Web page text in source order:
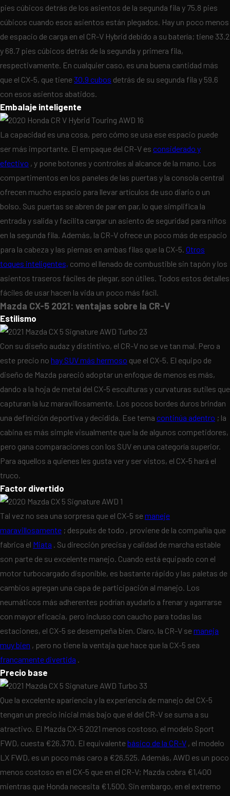
pies cúbicos detrás de los asientos de la segunda fila y 75.8 pies
cúbicos cuando esos asientos están plegados. Hay un poco menos
de espacio de carga en el CR-V Hybrid debido a su batería; tiene 33.2
y 68.7 pies cúbicos detrás de la segunda y primera fila,
respectivamente. En cualquier caso, es una buena cantidad más
que el CX-5, que tiene30.9 cubos detrás de su segunda fila y 59.6
con esos asientos abatidos.
Embalaje inteligente
La capacidad es una cosa, pero cómo se usa ese espacio puede
ser más importante. El empaque del CR-V es considerado y
efectivo , y pone botones y controles al alcance de la mano. Los
compartimentos en los paneles de las puertas y la consola central
ofrecen mucho espacio para llevar artículos de uso diario o un
bolso. Sus puertas se abren de par en par, lo que simplifica la
entrada y salida y facilita cargar un asiento de seguridad para niños
en la segunda fila. Además, la CR-V ofrece un poco más de espacio
para la cabeza y las piernas en ambas filas que la CX-5. Otros
toques inteligentes, como el llenado de combustible sin tapón y los
asientos traseros fáciles de plegar, son útiles. Todos estos detalles
fáciles de usar hacen la vida un poco más fácil.
Mazda CX-5 2021: ventajas sobre la CR-V
Estilismo
Con su diseño audaz y distintivo, el CR-V no se ve tan mal. Pero a
este precio no hay SUV más hermoso que el CX-5. El equipo de
diseño de Mazda pareció adoptar un enfoque de menos es más,
dando a la hoja de metal del CX-5 esculturas y curvaturas sutiles que
capturan la luz maravillosamente. Los pocos bordes duros brindan
una definición deportiva y decidida. Ese tema continúa adentro ; la
cabina es más simple visualmente que la de algunos competidores,
pero gana comparaciones con los SUV en una categoría superior.
Para aquellos a quienes les gusta ver y ser vistos, el CX-5 hará el
truco.
Factor divertido
Tal vez no sea una sorpresa que el CX-5 semaneje
maravillosamente ; después de todo , proviene de la compañía que
fabrica el Miata . Su dirección precisa y calidad de marcha estable
son parte de su excelente manejo. Cuando está equipado con el
motor turbocargado disponible, es bastante rápido y las paletas de
cambios agregan una capa de participación al manejo. Los
neumáticos más adherentes podrían ayudarlo a frenar y agarrarse
con mayor eficacia, pero incluso con caucho para todas las
estaciones, el CX-5 se desempeña bien. Claro, la CR-V semaneja
muy bien , pero no tiene la ventaja que hace que la CX-5 sea
francamente divertida .
Precio base
Que la excelente apariencia y la experiencia de manejo del CX-5
tengan un precio inicial más bajo que el del CR-V se suma a su
atractivo. El Mazda CX-5 2021 menos costoso, el modelo Sport
FWD, cuesta €26,370. El equivalentebásico de la CR-V , el modelo
LX FWD, es un poco más caro a €26,525. Además, AWD es un poco
menos costoso en el CX-5 que en el CR-V; Mazda cobra €1,400
mientras que Honda necesita €1,500. Sin embargo, en el extremo